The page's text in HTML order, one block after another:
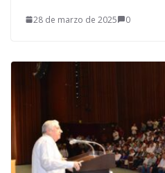
28 de marzo de 2025 0